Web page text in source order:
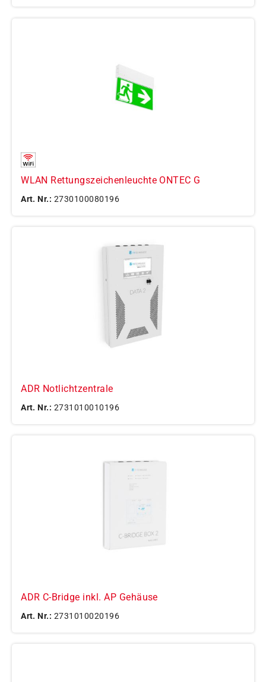
WLAN Rettungszeichenleuchte ONTEC G
Art. Nr.: 2730100080196
ADR Notlichtzentrale
Art. Nr.: 2731010010196
ADR C-Bridge inkl. AP Gehäuse
Art. Nr.: 2731010020196